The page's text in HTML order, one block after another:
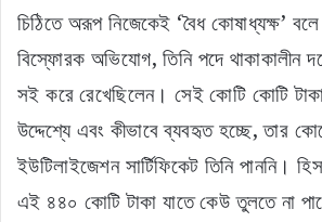
চিঠিতে অরূপ নিজেকেই ‘বৈধ কোষাধ্যক্ষ’
বিস্ফোরক অভিযোগ, তিনি পদে থাকাকালীন
সই করে রেখেছিলেন। সেই কোটি কোটি
উদ্দেশ্যে এবং কীভাবে ব্যবহৃত হচ্ছে, তার
ইউটিলাইজেশন সার্টিফিকেট তিনি পাননি।
এই ৪৪০ কোটি টাকা যাতে কেউ তুলতে না